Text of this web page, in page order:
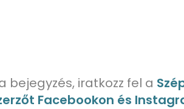
bejegyzés, iratkozz fel a
Facebookon és